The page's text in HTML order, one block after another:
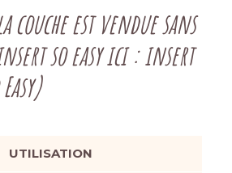
couche est vendue sans
so easy ici :insert
)
UTILISATION